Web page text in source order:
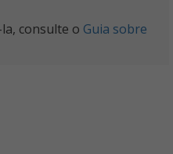
la, consulte o Guia sobre